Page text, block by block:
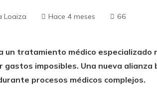
Loaiza Hace 4 meses 66
un tratamiento médico especializado
gastos imposibles. Una nueva
procesos médicos complejos.